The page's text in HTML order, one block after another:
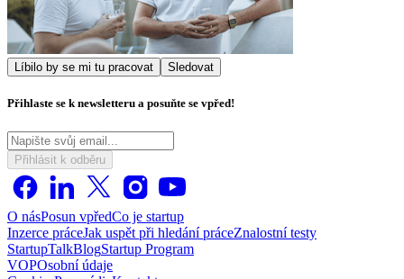
Líbilo by se mi tu pracovat Sledovat
Přihlaste se k newsletteru a posuňte se vpřed!
Přihlásit k odběru
O násPosun vpředCo je startup
Inzerce práceJak uspět při hledání práceZnalostní testy
StartupTalkBlogStartup Program
VOPOsobní údaje